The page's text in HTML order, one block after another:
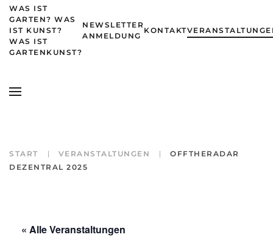
Zum Hauptinhalt springen
WAS IST
GARTEN? WAS
IST KUNST?
WAS IST
GARTENKUNST?
NEWSLETTER
ANMELDUNG
KONTAKT
START VERANSTALTUNGEN
OFFTHERADAR
DEZENTRAL 2025
« Alle Veranstaltungen